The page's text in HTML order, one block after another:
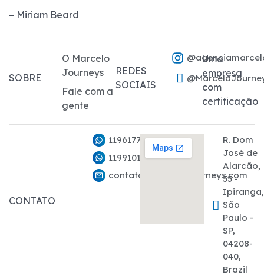
– Miriam Beard
SOBRE
O Marcelo
Journeys
Fale com a
gente
REDES
SOCIAIS
Uma
empresa
com
certificação
CONTATO
11961776282
11991011927
contato@marcelojourneys.com
R. Dom
José de
Alarcão,
55 -
Ipiranga,
São
Paulo -
SP,
04208-
040,
Brazil